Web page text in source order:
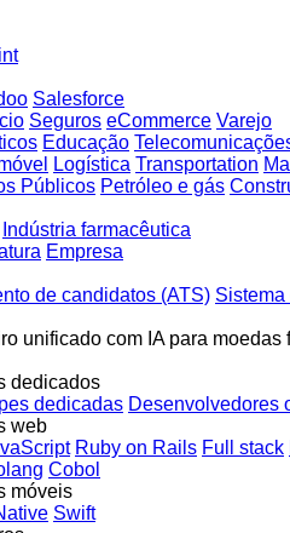
Salesforce
Seguros eCommerce Varejo
Educação
Logística Transportation
Públicos Petróleo e gás
Indústria farmacêutica
Empresa
de candidatos (ATS)
unificado com IA para
dedicados
dedicadas Desenvolvedores
web
Ruby on Rails Full stack
Cobol
móveis
Swift